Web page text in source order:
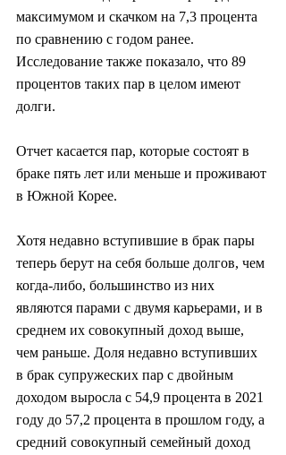
максимумом и скачком на 7,3 процента
по сравнению с годом ранее.
Исследование также показало, что 89
процентов таких пар в целом имеют
долги.
Отчет касается пар, которые состоят в
браке пять лет или меньше и проживают
в Южной Корее.
Хотя недавно вступившие в брак пары
теперь берут на себя больше долгов, чем
когда-либо, большинство из них
являются парами с двумя карьерами, и в
среднем их совокупный доход выше,
чем раньше. Доля недавно вступивших
в брак супружеских пар с двойным
доходом выросла с 54,9 процента в 2021
году до 57,2 процента в прошлом году, а
средний совокупный семейный доход